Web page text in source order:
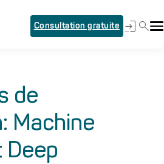
Consultation gratuite
de
Machine
Deep